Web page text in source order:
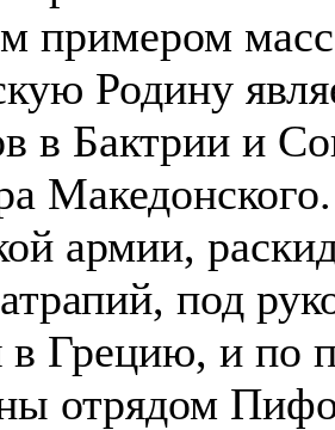
примером
Родину
в Бактрии и
армии,
под
в Грецию, и по
отрядом